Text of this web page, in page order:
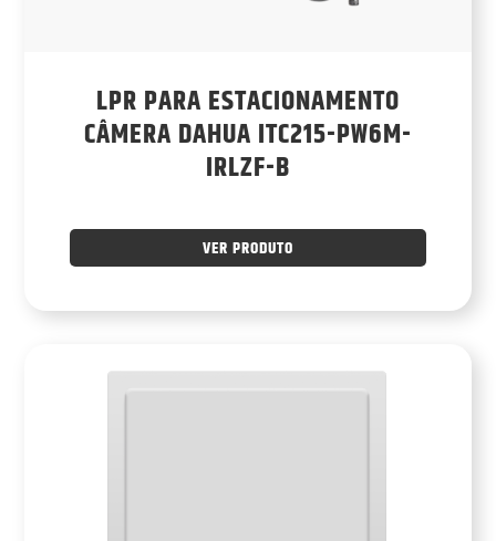
LPR PARA ESTACIONAMENTO
CÂMERA DAHUA ITC215-PW6M-
IRLZF-B
VER PRODUTO